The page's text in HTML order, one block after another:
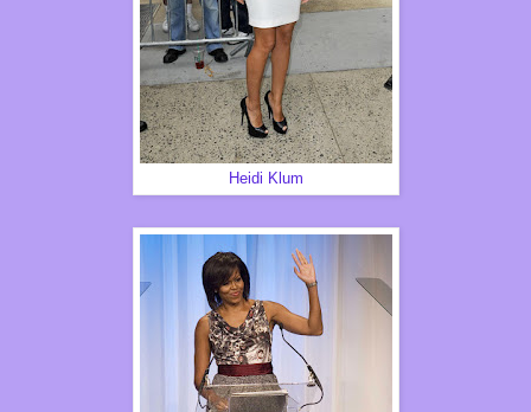
Heidi Klum